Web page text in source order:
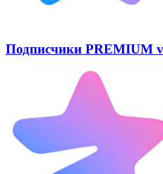
Подписчики PREMIUM